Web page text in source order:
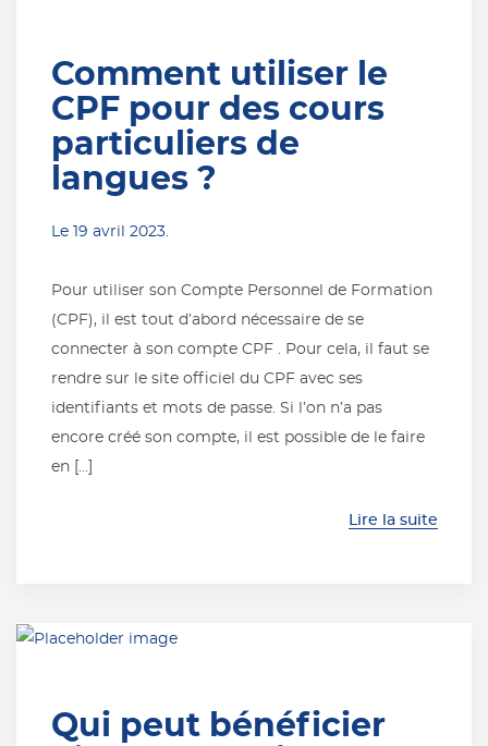
Comment utiliser le
CPF pour des cours
particuliers de
langues ?
Le 19 avril 2023.
Pour utiliser son Compte Personnel de Formation
(CPF), il est tout d’abord nécessaire de se
connecter à son compte CPF . Pour cela, il faut se
rendre sur le site officiel du CPF avec ses
identifiants et mots de passe. Si l’on n’a pas
encore créé son compte, il est possible de le faire
en […]
Lire la suite
Qui peut bénéficier